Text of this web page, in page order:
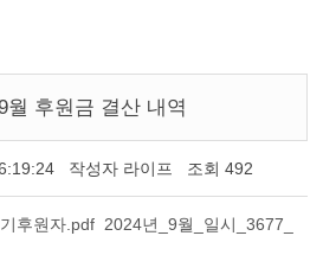
월 후원금 결산 내역
작성자 라이프 조회 492
후원자.pdf 2024년_9월_일시_3677_